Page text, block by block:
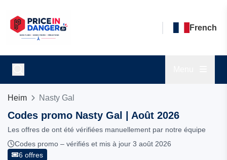
French
Heim Nasty Gal
Codes promo Nasty Gal | Août 2026
Les offres de ont été vérifiées manuellement par notre équipe
Codes promo – vérifiés et mis à jour 3 août 2026
6 offres